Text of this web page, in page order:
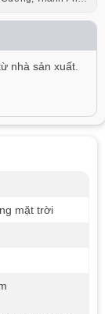
nhà sản xuất.
mặt trời